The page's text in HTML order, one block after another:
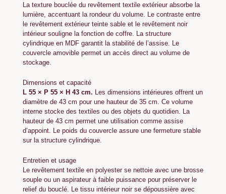
La texture bouclée du revêtement textile extérieur absorbe la
lumière, accentuant la rondeur du volume. Le contraste entre
le revêtement extérieur teinte sable et le revêtement noir
intérieur souligne la fonction de coffre. La structure
cylindrique en MDF garantit la stabilité de l’assise. Le
couvercle amovible permet un accès direct au volume de
stockage.
Dimensions et capacité
L 55 × P 55 × H 43 cm. Les dimensions intérieures offrent un
diamètre de 43 cm pour une hauteur de 35 cm. Ce volume
interne stocke des textiles ou des objets du quotidien. La
hauteur de 43 cm permet une utilisation comme assise
d’appoint. Le poids du couvercle assure une fermeture stable
sur la structure cylindrique.
Entretien et usage
Le revêtement textile en polyester se nettoie avec une brosse
souple ou un aspirateur à faible puissance pour préserver le
relief du bouclé. Le tissu intérieur noir se dépoussière avec